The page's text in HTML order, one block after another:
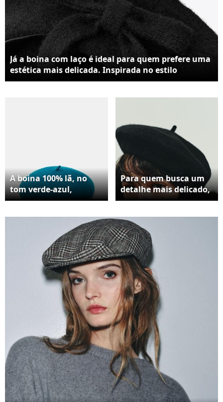
Já a boina com laço é ideal para quem prefere uma
estética mais delicada. Inspirada no estilo
romântico, ela complementa vestidos leves ou até
A boina 100% lã, no
tom verde-azul,
aparece por R$ 139,00 e
acabamento de
qualidade que
atravessa temporadas
Para quem busca um
detalhe mais delicado,
a boina 100% lã com
por R$ 179,00 e se
destaca pela aplicação
sutil no mesmo tom,
perfeita para um
visual mais feminino e
sofisticado